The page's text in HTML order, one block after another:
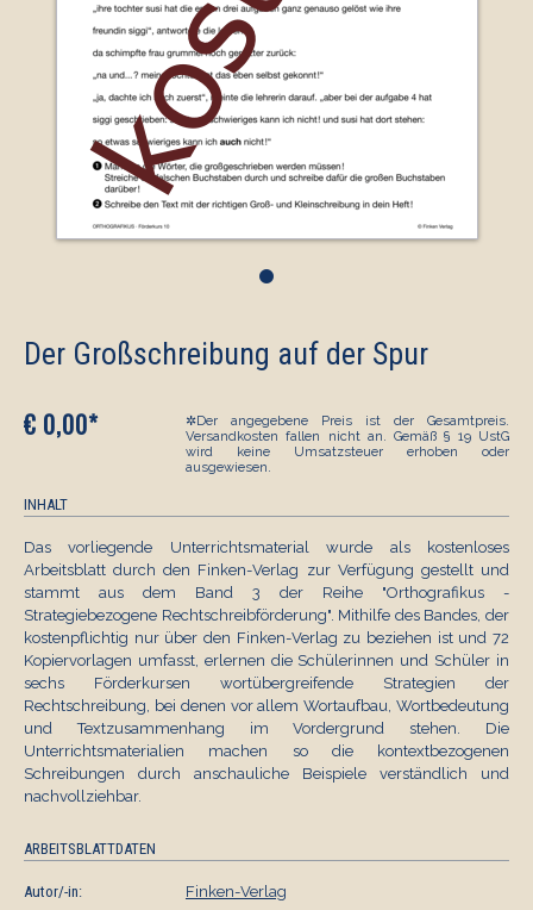
•
Der Großschreibung auf der Spur
€ 0,00*
✲Der angegebene Preis ist der Gesamtpreis.
Versandkosten fallen nicht an. Gemäß § 19 UstG
wird keine Umsatzsteuer erhoben oder
ausgewiesen.
INHALT
Das vorliegende Unterrichtsmaterial wurde als kostenloses
Arbeitsblatt durch den Finken-Verlag zur Verfügung gestellt und
stammt aus dem Band 3 der Reihe "Orthografikus -
Strategiebezogene Rechtschreibförderung". Mithilfe des Bandes, der
kostenpflichtig nur über den Finken-Verlag zu beziehen ist und 72
Kopiervorlagen umfasst, erlernen die Schülerinnen und Schüler in
sechs Förderkursen wortübergreifende Strategien der
Rechtschreibung, bei denen vor allem Wortaufbau, Wortbedeutung
und Textzusammenhang im Vordergrund stehen. Die
Unterrichtsmaterialien machen so die kontextbezogenen
Schreibungen durch anschauliche Beispiele verständlich und
nachvollziehbar.
ARBEITSBLATTDATEN
Autor/-in:
Finken-Verlag